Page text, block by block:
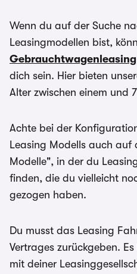
Wenn du auf der Suche
Leasingmodellen bist,
dich sein. Hier bieten
Alter zwischen einem und
Achte bei der
Leasing Modells auch auf
Modelle", in der du
finden, die du vielleicht
gezogen haben.
Du musst das Leasing
Vertrages zurückgeben.
mit deiner